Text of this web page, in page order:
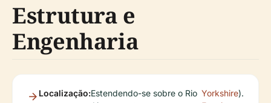
Estrutura e
Engenharia
Localização:Estendendo-se sobre o Rio Yorkshire).